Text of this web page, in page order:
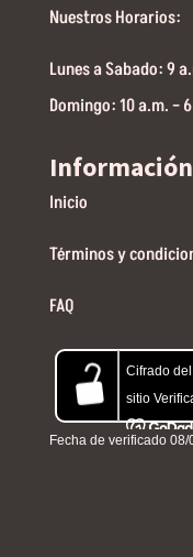
Nuestros Horarios:
Lunes a Sabado: 9
Domingo: 10 a.m. –
Información
Inicio
Términos y
FAQ